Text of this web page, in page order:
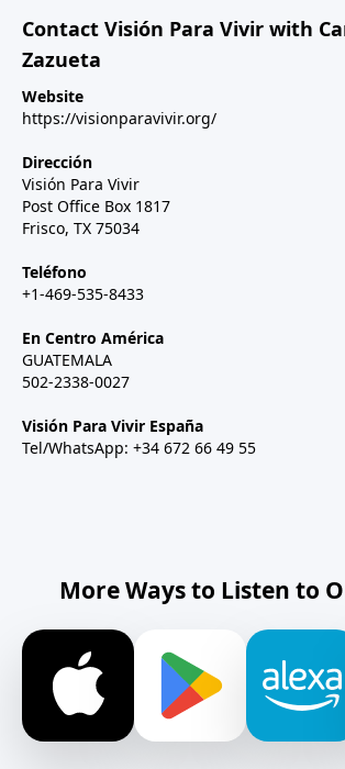
Contact Visión Para Vivir with
Zazueta
Website
https://visionparavivir.org/
Dirección
Visión Para Vivir
Post Office Box 1817
Frisco, TX 75034
Teléfono
+1-469-535-8433
En Centro América
GUATEMALA
502-2338-0027
Visión Para Vivir España
Tel/WhatsApp: +34 672 66 49 55
More Ways to Listen to